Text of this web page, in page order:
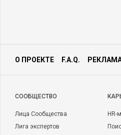
кампании. Используйте
О ПРОЕКТЕ F.A.Q.
CООБЩЕСТВО
Лица Сообщества
Лига экспертов
HR-